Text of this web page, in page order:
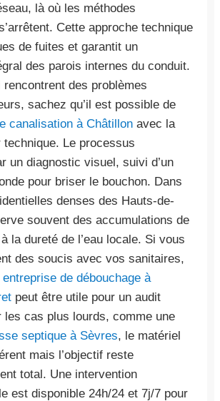
là où les méthodes
Cette approche technique
de fuites et garantit un
des parois internes du conduit.
rencontrent des problèmes
sachez qu’il est possible de
canalisation à Châtillon avec la
technique. Le processus
un diagnostic visuel, suivi d’un
pour briser le bouchon. Dans
denses des Hauts-de-
souvent des accumulations de
la dureté de l’eau locale. Si vous
des soucis avec vos sanitaires,
entreprise de débouchage à
peut être utile pour un audit
les cas plus lourds, comme une
septique à Sèvres, le matériel
mais l’objectif reste
total. Une intervention
est disponible 24h/24 et 7j/7 pour